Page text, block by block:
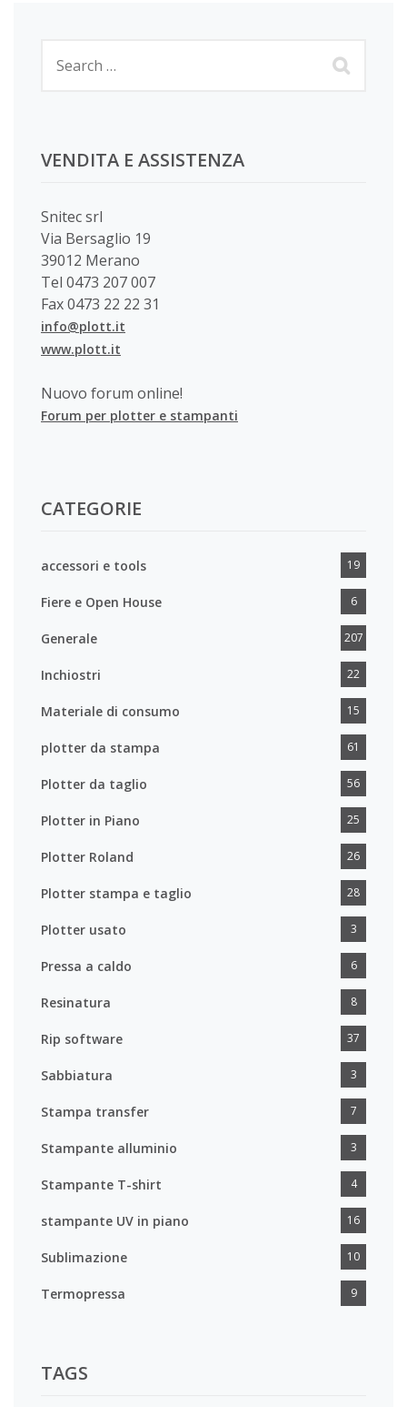
VENDITA E ASSISTENZA
Snitec srl
Via Bersaglio 19
39012 Merano
Tel 0473 207 007
Fax 0473 22 22 31
info@plott.it
www.plott.it
Nuovo forum online!
Forum per plotter e stampanti
CATEGORIE
accessori e tools 19
Fiere e Open House 6
Generale 207
Inchiostri 22
Materiale di consumo 15
plotter da stampa 61
Plotter da taglio 56
Plotter in Piano 25
Plotter Roland 26
Plotter stampa e taglio 28
Plotter usato 3
Pressa a caldo 6
Resinatura 8
Rip software 37
Sabbiatura 3
Stampa transfer 7
Stampante alluminio 3
Stampante T-shirt 4
stampante UV in piano 16
Sublimazione 10
Termopressa 9
TAGS